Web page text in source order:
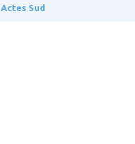
Actes Sud